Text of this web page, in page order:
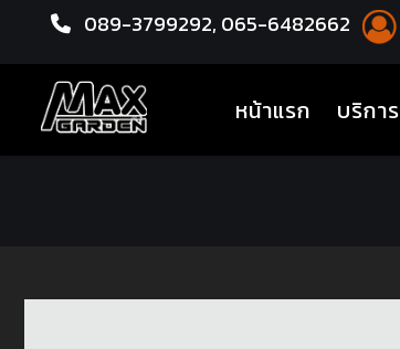
089-3799292, 065-6482662
หน้าแรก(current)
บริการ
หน้าแรก น้ำมันเครื่อง